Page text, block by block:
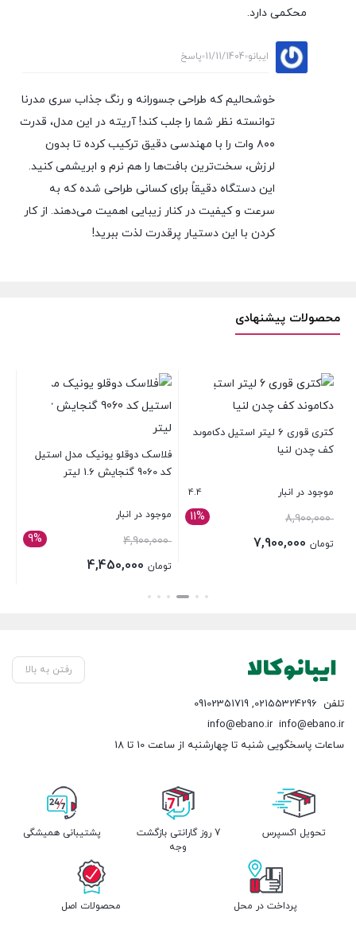
محکمی دارد.
ایبانو 11/11/1404 پاسخ
خوشحالیم که طراحی جسورانه و رنگ جذاب سری مدرنا
توانسته نظر شما را جلب کند! آریته در این مدل، قدرت
۸۰۰ وات را با مهندسی دقیق ترکیب کرده تا بدون
لرزش، سخت‌ترین بافت‌ها را هم نرم و ابریشمی کنید.
این دستگاه دقیقاً برای کسانی طراحی شده که به
سرعت و کیفیت در کنار زیبایی اهمیت می‌دهند. از کار
کردن با این دستیار پرقدرت لذت ببرید!
محصولات پیشنهادی
کتری قوری 6 لیتر استیل دکاموند
کف چدن لنیا
موجود در انبار 4.4
11% 8,900,000
قیمت
اصلی:
تومان
فلاسک دوقلو یونیک مدل استیل
کد 9060 گنجایش 1.6 لیتر
موجود در انبار
9% 4,900,000
قیمت
اصلی:
تومان
بستن
رفتن به بالا
تلفن 02155324296
,
09102351719
info@ebano.ir
info@ebano.ir
ساعات پاسخگویی شنبه تا چهارشنبه از ساعت 10 تا 18
تحویل اکسپرس
7 روز گارانتی بازگشت
وجه
پشتیبانی همیشگی
پرداخت در محل محصولات اصل